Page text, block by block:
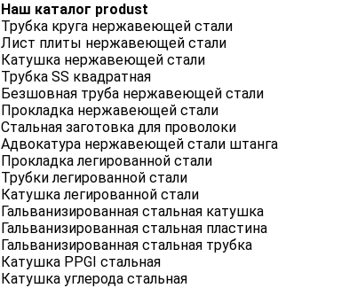
Наш каталог produst
Трубка круга нержавеющей стали
Лист плиты нержавеющей стали
Катушка нержавеющей стали
Трубка SS квадратная
Безшовная труба нержавеющей стали
Прокладка нержавеющей стали
Стальная заготовка для проволоки
Адвокатура нержавеющей стали штанга
Прокладка легированной стали
Трубки легированной стали
Катушка легированной стали
Гальванизированная стальная катушка
Гальванизированная стальная пластина
Гальванизированная стальная трубка
Катушка PPGI стальная
Катушка углерода стальная